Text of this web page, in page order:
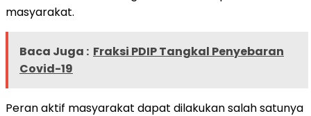
masyarakat.
Baca Juga : Fraksi PDIP Tangkal Penyebaran
Covid-19
Peran aktif masyarakat dapat dilakukan salah satunya